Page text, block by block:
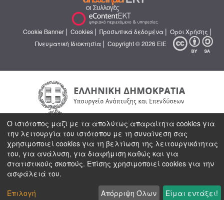
Cookie Banner | Cookies | Προσωπικά δεδομένα | Όροι Χρήσης |
Πνευματική Ιδιοκτησία | Copyright © 2026 ΕΙΕ
Ο ιστότοπος μαζί με τα απολύτως απαραίτητα cookies για
την λειτουργία του ιστότοπου με τη συναίνεση σας
χρησιμοποιεί cookies για τη βελτίωση της λειτουργικότητας
του, για ανάλυση, για διαφήμιση καθώς και για
στατιστικούς σκοπούς. Επίσης χρησιμοποιεί cookies για την
ασφάλειά του.
Επιλογή
Απόρριψη Όλων Είμαι εντάξει!